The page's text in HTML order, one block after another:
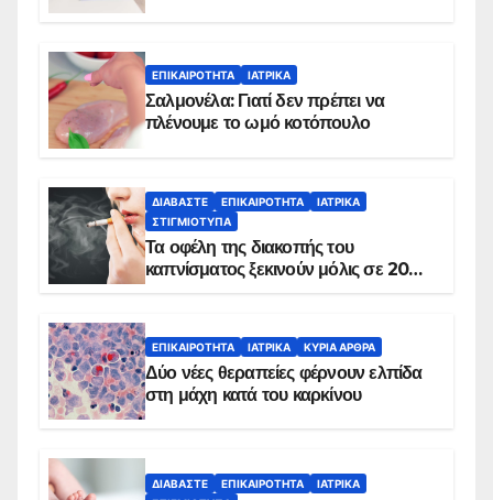
ΕΠΙΚΑΙΡΌΤΗΤΑ ΙΑΤΡΙΚΆ
Σαλμονέλα: Γιατί δεν πρέπει να
πλένουμε το ωμό κοτόπουλο
ΔΙΑΒΆΣΤΕ ΕΠΙΚΑΙΡΌΤΗΤΑ
ΙΑΤΡΙΚΆ
ΣΤΙΓΜΙΌΤΥΠΑ
Τα οφέλη της διακοπής του
καπνίσματος ξεκινούν μόλις σε 20
ΕΠΙΚΑΙΡΌΤΗΤΑ ΙΑΤΡΙΚΆ ΚΥΡΙΑ ΑΡΘΡΑ
Δύο νέες θεραπείες φέρνουν ελπίδα
στη μάχη κατά του καρκίνου
ΔΙΑΒΆΣΤΕ ΕΠΙΚΑΙΡΌΤΗΤΑ
ΙΑΤΡΙΚΆ